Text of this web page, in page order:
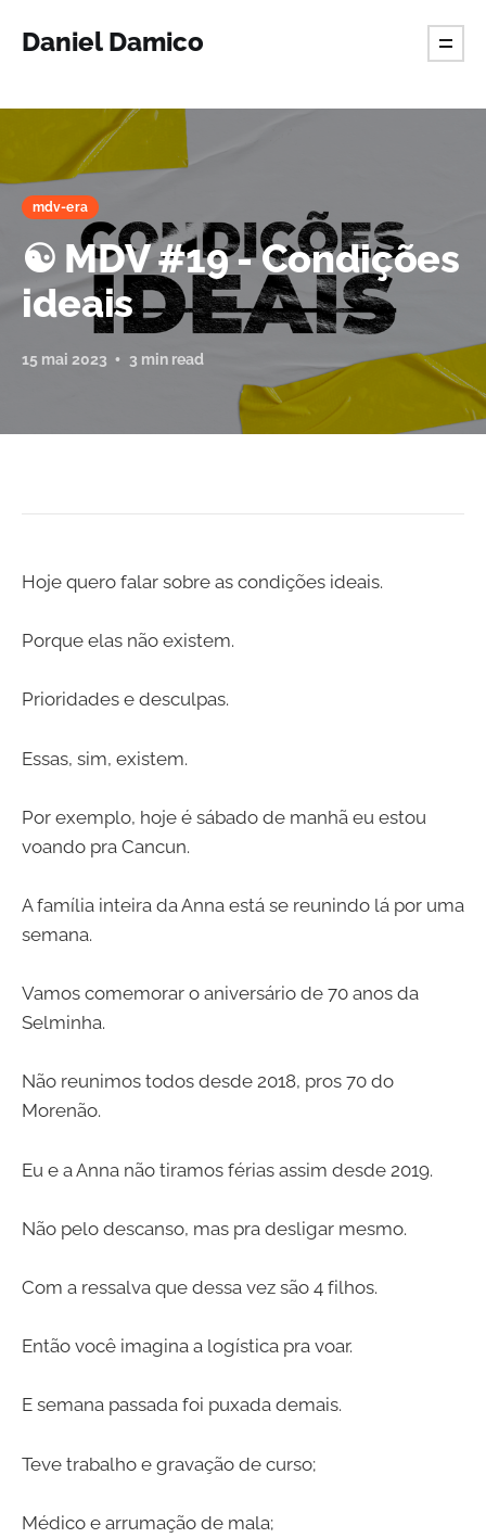
Daniel Damico
mdv-era
☯️ MDV #19 - Condições
ideais
15 mai 2023 3 min read
Hoje quero falar sobre as condições ideais.
Porque elas não existem.
Prioridades e desculpas.
Essas, sim, existem.
Por exemplo, hoje é sábado de manhã eu estou
voando pra Cancun.
A família inteira da Anna está se reunindo lá por uma
semana.
Vamos comemorar o aniversário de 70 anos da
Selminha.
Não reunimos todos desde 2018, pros 70 do
Morenão.
Eu e a Anna não tiramos férias assim desde 2019.
Não pelo descanso, mas pra desligar mesmo.
Com a ressalva que dessa vez são 4 filhos.
Então você imagina a logística pra voar.
E semana passada foi puxada demais.
Teve trabalho e gravação de curso;
Médico e arrumação de mala;